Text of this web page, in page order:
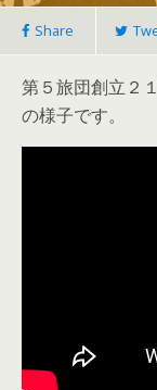
Share
第５旅団創立２
の様子です。